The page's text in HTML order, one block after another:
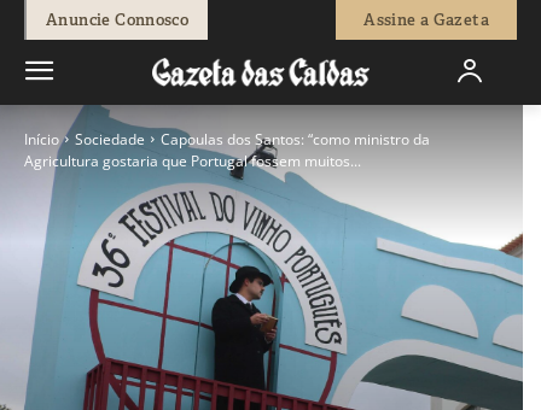
Anuncie Connosco Assine a Gazeta
Início Sociedade
Capoulas dos Santos: “como ministro da
Agricultura gostaria que Portugal fossem muitos...